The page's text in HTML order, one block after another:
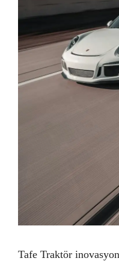
Tafe Traktör